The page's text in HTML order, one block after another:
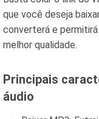
que você deseja
converterá e
melhor qualidade.
Principais
áudio